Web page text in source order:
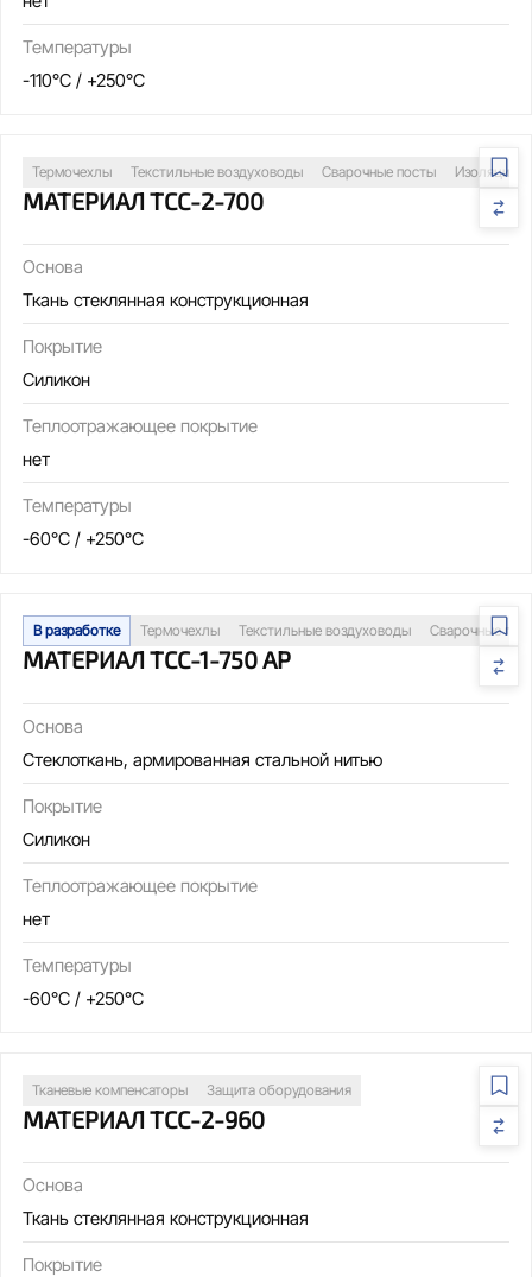
Температуры
-110°C / +250°C
Термочехлы Текстильные воздуховоды Сварочные посты Изоляция
МАТЕРИАЛ ТСС-2-700
Основа
Ткань стеклянная конструкционная
Покрытие
Силикон
Теплоотражающее покрытие
нет
Температуры
-60°C / +250°C
В разработке Термочехлы Текстильные воздуховоды Сварочные
МАТЕРИАЛ ТСС-1-750 АР
Основа
Стеклоткань, армированная стальной нитью
Покрытие
Силикон
Теплоотражающее покрытие
нет
Температуры
-60°C / +250°C
Тканевые компенсаторы Защита оборудования
МАТЕРИАЛ ТСС-2-960
Основа
Ткань стеклянная конструкционная
Покрытие